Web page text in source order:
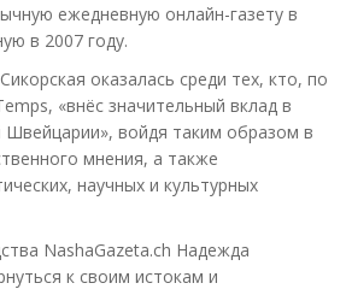
ежедневную онлайн-газету в
в 2007 году.
оказалась среди тех, кто, по
«внёс значительный вклад в
Швейцарии», войдя таким образом в
мнения, а также
научных и культурных
NashaGazeta.ch Надежда
к своим истокам и